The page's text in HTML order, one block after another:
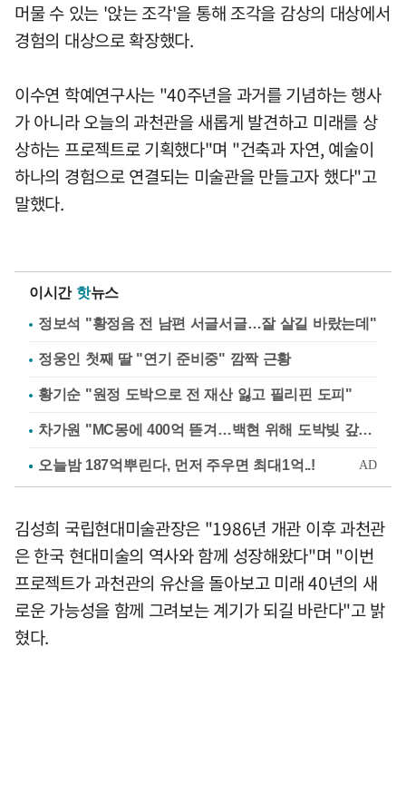
머물 수 있는 '앉는 조각'을 통해 조각을 감상의 대상에서
경험의 대상으로 확장했다.
이수연 학예연구사는 "40주년을 과거를 기념하는 행사
가 아니라 오늘의 과천관을 새롭게 발견하고 미래를 상
상하는 프로젝트로 기획했다"며 "건축과 자연, 예술이
하나의 경험으로 연결되는 미술관을 만들고자 했다"고
말했다.
이시간 핫뉴스
정보석 "황정음 전 남편 서글서글…잘 살길 바랐는데"
정웅인 첫째 딸 "연기 준비중" 깜짝 근황
황기순 "원정 도박으로 전 재산 잃고 필리핀 도피"
차가원 "MC몽에 400억 뜯겨…백현 위해 도박빚 갚아줘"
김성희 국립현대미술관장은 "1986년 개관 이후 과천관
은 한국 현대미술의 역사와 함께 성장해왔다"며 "이번
프로젝트가 과천관의 유산을 돌아보고 미래 40년의 새
로운 가능성을 함께 그려보는 계기가 되길 바란다"고 밝
혔다.